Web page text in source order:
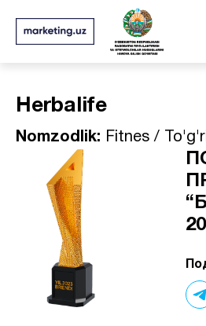
Herbalife
Nomzodlik: Fitnes /